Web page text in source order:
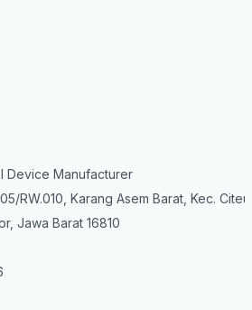
Device Manufacturer
RW.010, Karang Asem Barat, Kec.
Jawa Barat 16810